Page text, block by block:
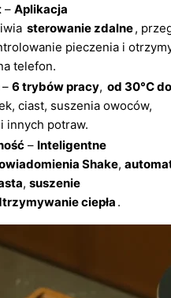
– Aplikacja
sterowanie zdalne,
pieczenia i
telefon.
– 6 trybów pracy, od 30°C
ciast, suszenia owoców,
innych potraw.
– Inteligentne
Shake,
, suszenie
ciepła .